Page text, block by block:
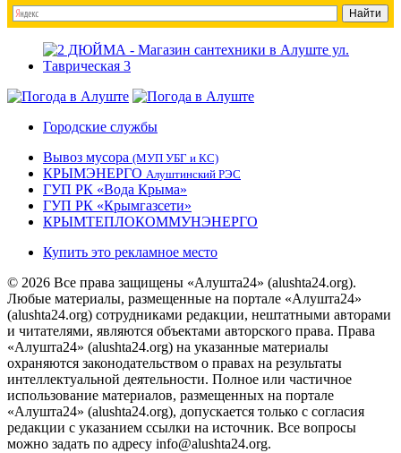
Городские службы
Вывоз мусора (МУП УБГ и КС)
КРЫМЭНЕРГО Алуштинский РЭС
ГУП РК «Вода Крыма»
ГУП РК «Крымгазсети»
КРЫМТЕПЛОКОММУНЭНЕРГО
Купить это рекламное место
© 2026 Все права защищены «Алушта24» (alushta24.org).
Любые материалы, размещенные на портале «Алушта24»
(alushta24.org) сотрудниками редакции, нештатными авторами
и читателями, являются объектами авторского права. Права
«Алушта24» (alushta24.org) на указанные материалы
охраняются законодательством о правах на результаты
интеллектуальной деятельности. Полное или частичное
использование материалов, размещенных на портале
«Алушта24» (alushta24.org), допускается только с согласия
редакции с указанием ссылки на источник. Все вопросы
можно задать по адресу info@alushta24.org.